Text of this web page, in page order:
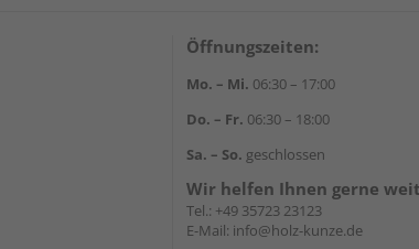
Öffnungszeiten:
Mo. – Mi. 06:30 – 17:00
Do. – Fr. 06:30 – 18:00
Sa. – So. geschlossen
Wir helfen Ihnen gerne
Tel.: +49 35723 23123
E-Mail: info@holz-kunze.de